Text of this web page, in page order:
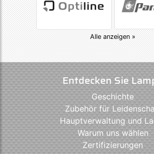
Alle anzeigen »
Entdecken Sie
Geschichte
Zubehör für
Hauptverwaltung und
Warum uns wählen
Zertifizierungen